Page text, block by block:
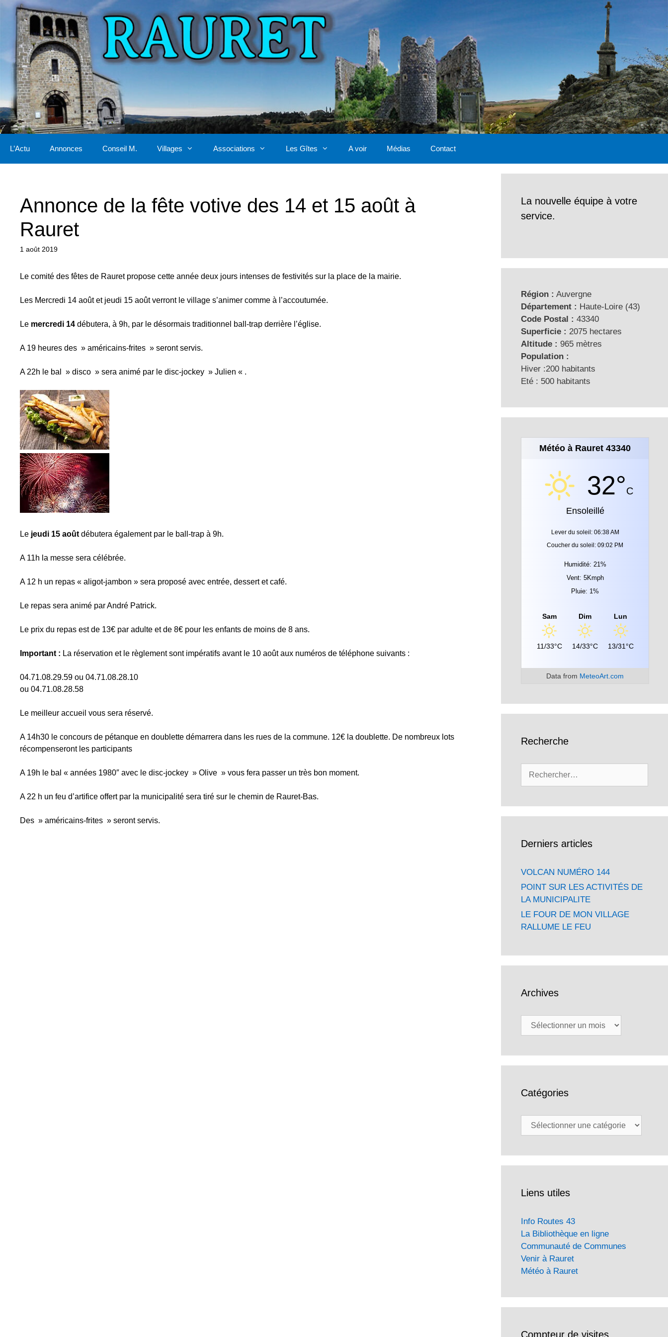
Aller
contenu
L’Actu Annonces Conseil M. Villages Associations Les Gîtes A voir Médias Contact
Annonce de la fête votive des 14 et 15 août à
Rauret
1 août 2019
Le comité des fêtes de Rauret propose cette année deux jours intenses de festivités sur la place de la mairie.
Les Mercredi 14 août et jeudi 15 août verront le village s’animer comme à l’accoutumée.
Le mercredi 14 débutera, à 9h, par le désormais traditionnel ball-trap derrière l’église.
A 19 heures des » américains-frites » seront servis.
A 22h le bal » disco » sera animé par le disc-jockey » Julien « .
Le jeudi 15 août débutera également par le ball-trap à 9h.
A 11h la messe sera célébrée.
A 12 h un repas « aligot-jambon » sera proposé avec entrée, dessert et café.
Le repas sera animé par André Patrick.
Le prix du repas est de 13€ par adulte et de 8€ pour les enfants de moins de 8 ans.
Important : La réservation et le règlement sont impératifs avant le 10 août aux numéros de téléphone suivants :
04.71.08.29.59 ou 04.71.08.28.10
ou 04.71.08.28.58
Le meilleur accueil vous sera réservé.
A 14h30 le concours de pétanque en doublette démarrera dans les rues de la commune. 12€ la doublette. De nombreux lots
récompenseront les participants
A 19h le bal « années 1980″ avec le disc-jockey » Olive » vous fera passer un très bon moment.
A 22 h un feu d’artifice offert par la municipalité sera tiré sur le chemin de Rauret-Bas.
Des » américains-frites » seront servis.
La nouvelle équipe à votre
service.
Région : Auvergne
Département : Haute-Loire (43)
Code Postal : 43340
Superficie : 2075 hectares
Altitude : 965 mètres
Population :
Hiver :200 habitants
Eté : 500 habitants
Météo à Rauret 43340
32°C
Ensoleillé
Lever du soleil: 06:38 AM
Coucher du soleil: 09:02 PM
Humidité: 21%
Vent: 5Kmph
Pluie: 1%
Sam
11/33°C
Dim
14/33°C
Lun
13/31°C
Data from MeteoArt.com
Recherche
Derniers articles
VOLCAN NUMÉRO 144
POINT SUR LES ACTIVITÉS DE
LA MUNICIPALITE
LE FOUR DE MON VILLAGE
RALLUME LE FEU
Archives
Archives
Catégories
Catégories
Liens utiles
Info Routes 43
La Bibliothèque en ligne
Communauté de Communes
Venir à Rauret
Météo à Rauret
Compteur de visites